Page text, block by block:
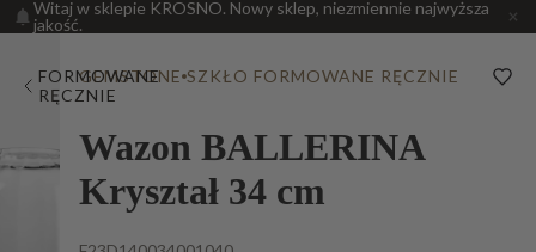
Witaj w sklepie KROSNO. Nowy sklep, niezmiennie najwyższa
jakość.
FORMOWANE
RĘCZNIE
GEMSTONE SZKŁO FORMOWANE RĘCZNIE
Wazon BALLERINA
Kryształ 34 cm